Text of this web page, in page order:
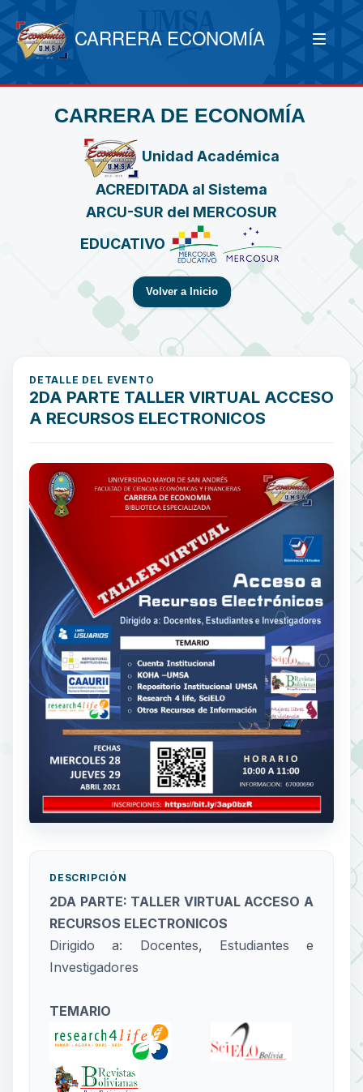
CARRERA ECONOMÍA
CARRERA DE ECONOMÍA
Unidad Académica
ACREDITADA al Sistema
ARCU-SUR del MERCOSUR
EDUCATIVO
Volver a Inicio
DETALLE DEL EVENTO
2DA PARTE TALLER VIRTUAL ACCESO
A RECURSOS ELECTRONICOS
DESCRIPCIÓN
2DA PARTE: TALLER VIRTUAL ACCESO A
RECURSOS ELECTRONICOS
Dirigido a: Docentes, Estudiantes e
Investigadores
TEMARIO